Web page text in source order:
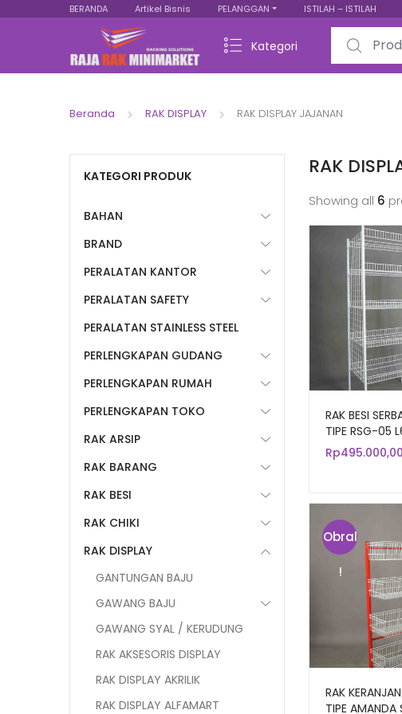
BERANDA Artikel Bisnis PELANGGAN ISTILAH – ISTILAH
Kategori
Search for:
Beranda RAK DISPLAY RAK DISPLAY JAJANAN
RAK
Showing all 6
RAK BESI
TIPE RSG-05
SUSUN
Rp495.000,00
Obral
!
RAK
TIPE AMANDA
KATEGORI PRODUK
BAHAN
BRAND
PERALATAN KANTOR
PERALATAN SAFETY
PERALATAN STAINLESS STEEL
PERLENGKAPAN GUDANG
PERLENGKAPAN RUMAH
PERLENGKAPAN TOKO
RAK ARSIP
RAK BARANG
RAK BESI
RAK CHIKI
RAK DISPLAY
GANTUNGAN BAJU
GAWANG BAJU
GAWANG SYAL / KERUDUNG
RAK AKSESORIS DISPLAY
RAK DISPLAY AKRILIK
RAK DISPLAY ALFAMART